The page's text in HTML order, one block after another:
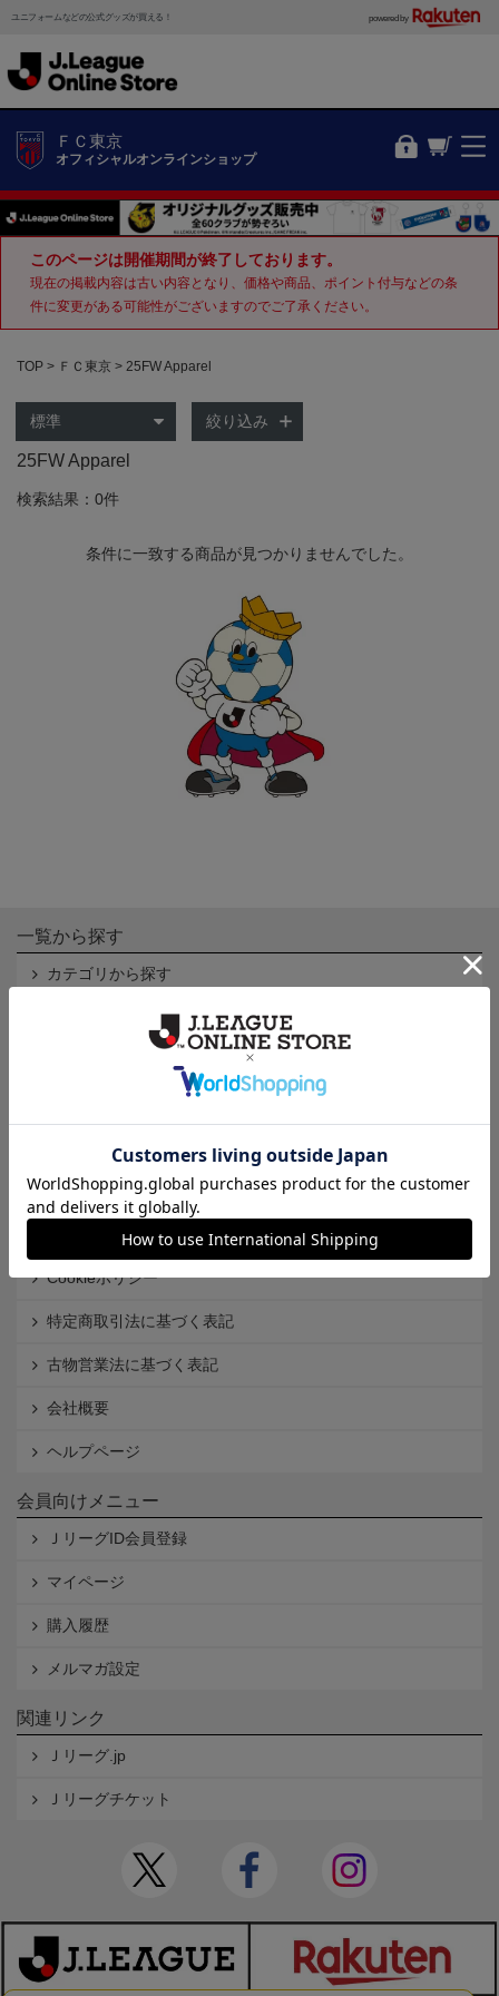
ユニフォームなどの公式グッズが買える！ powered by
ＦＣ東京
オフィシャルオンラインショップ
このページは開催期間が終了しております。
現在の掲載内容は古い内容となり、価格や商品、ポイント付与などの条
件に変更がある可能性がございますのでご了承ください。
TOP ＦＣ東京 25FW Apparel
絞り込み
25FW Apparel
検索結果：0件
条件に一致する商品が見つかりませんでした。
一覧から探す
カテゴリから探す
Ｊ2
Ｊリーグオンラインストアとは
利用規約
個人情報保護方針
Cookieポリシー
特定商取引法に基づく表記
古物営業法に基づく表記
会社概要
ヘルプページ
会員向けメニュー
ＪリーグID会員登録
マイページ
購入履歴
メルマガ設定
関連リンク
Ｊリーグ.jp
Ｊリーグチケット